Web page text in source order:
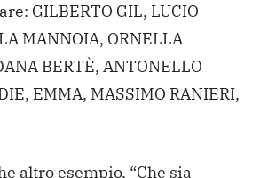
GILBERTO GIL, LUCIO
MANNOIA, ORNELLA
BERTÈ, ANTONELLO
EMMA, MASSIMO RANIERI,
altro esempio, “Che sia